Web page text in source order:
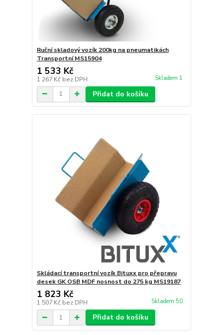
Ruční skladový vozík 200kg na pneumatikách
Transportní MS15904
1 533 Kč
1 267 Kč bez DPH Skladem 1
Přidat do košíku
Skládací transportní vozík Bituxx pro přepravu
desek GK OSB MDF nosnost do 275 kg MS19187
1 823 Kč
1 507 Kč bez DPH Skladem 50
Přidat do košíku